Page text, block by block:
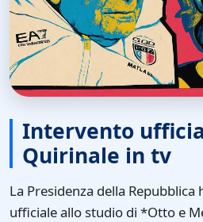
Intervento
Quirinale in tv
La Presidenza della
ufficiale allo studio di *Otto e